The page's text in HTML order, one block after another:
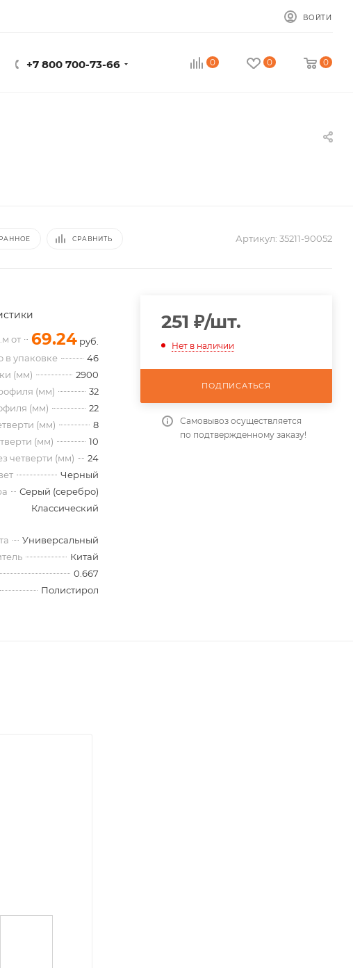
ВОЙТИ
+7 800 700-73-66 0 0 0
СРАВНИТЬ Артикул: 35211-90052
от 69.24 руб.
в упаковке
46
(мм)
2900
(мм)
32
(мм)
22
(мм)
8
(мм)
10
четверти (мм)
24
Черный
Серый (серебро)
Классический
Универсальный
Китай
0.667
Полистирол
251 ₽/шт.
Нет в наличии
ПОДПИСАТЬСЯ
Самовывоз осуществляется
по подтвержденному заказу!